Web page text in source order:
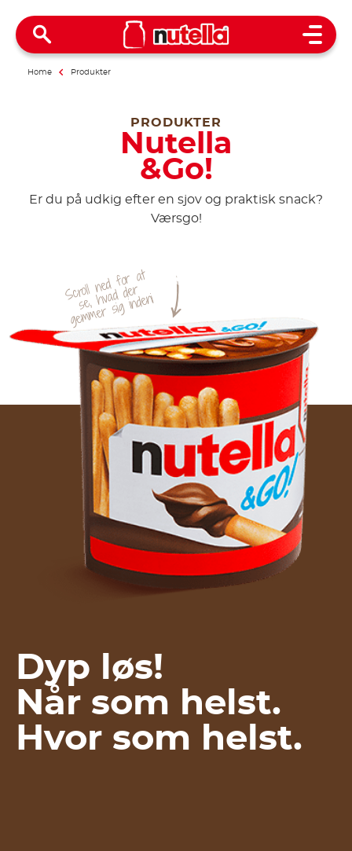
Open
Home Produkter
PRODUKTER
Nutella
&Go!
Er du på udkig efter en sjov og praktisk snack?
Værsgo!
Dyp løs!
Når som helst.
Hvor som helst.